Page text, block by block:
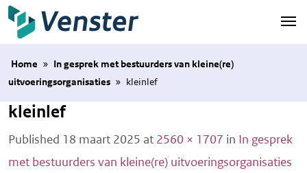
Naar hoofdinhoud
Home » In gesprek met bestuurders van kleine(re)
uitvoeringsorganisaties » kleinlef
kleinlef
Published 18 maart 2025 at 2560 × 1707 in In gesprek
met bestuurders van kleine(re) uitvoeringsorganisaties